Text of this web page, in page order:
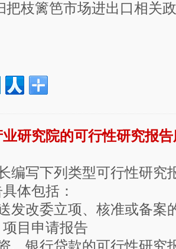
篱笆市场进出口相关政
研究院的可行性研究报
写下列类型可行性研究
体包括：
改委立项、核准或备案
项目申请报告